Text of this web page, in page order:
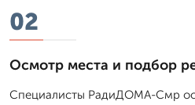
02
Осмотр места и подбор
Специалисты РадиДОМА-Смр